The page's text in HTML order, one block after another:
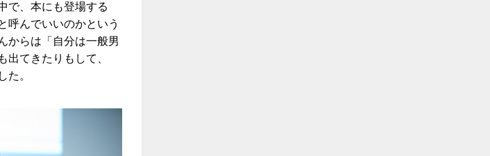
で、本にも登場する
呼んでいいのかという
からは「自分は一般男
てきたりもして、
た。